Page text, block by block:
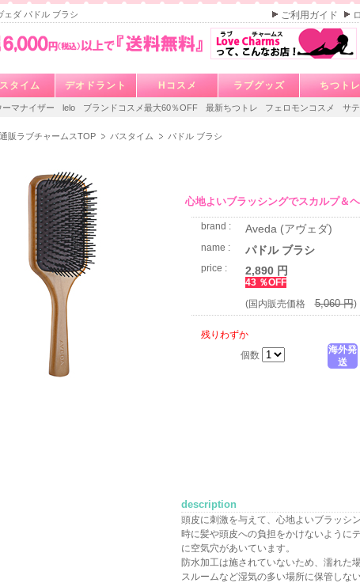
ェダ パドル ブラシ ご利用ガイド
タイム デオドラント Hコスメ ラブグッズ ちつトレ
ーマナイザー lelo ブランドコスメ最大60％OFF 最新ちつトレ フェロモンコスメ サ
販ラブチャームスTOP バスタイム パドル ブラシ
心地よいブラッシングでスカルプ＆
brand : Aveda (アヴェダ)
name : パドル ブラシ
price : 2,890 円
43 ％OFF
(国内販売価格5,060 円)
残りわずか
個数
海外発
送
description
頭皮に刺激を与えて、心地よいブラッシ
時に髪や頭皮への負担をかけないように
に空気穴があいています。
防水加工は施されていないため、濡れた
スルームなど湿気の多い場所に保管しな